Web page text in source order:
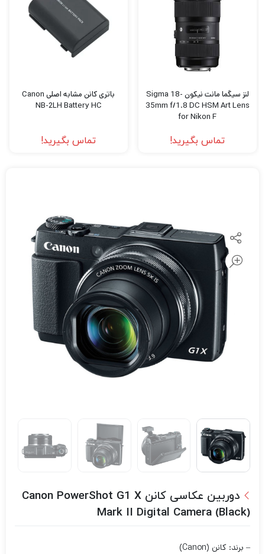
لنز سیگما مانت نیکون Sigma 18-
35mm f/1.8 DC HSM Art Lens
for Nikon F
تماس بگیرید!
باتری کانن مشابه اصلی Canon
NB-2LH Battery HC
تماس بگیرید!
دوربین عکاسی کانن Canon PowerShot G1 X
Mark II Digital Camera (Black)
– برند: کانن (Canon)